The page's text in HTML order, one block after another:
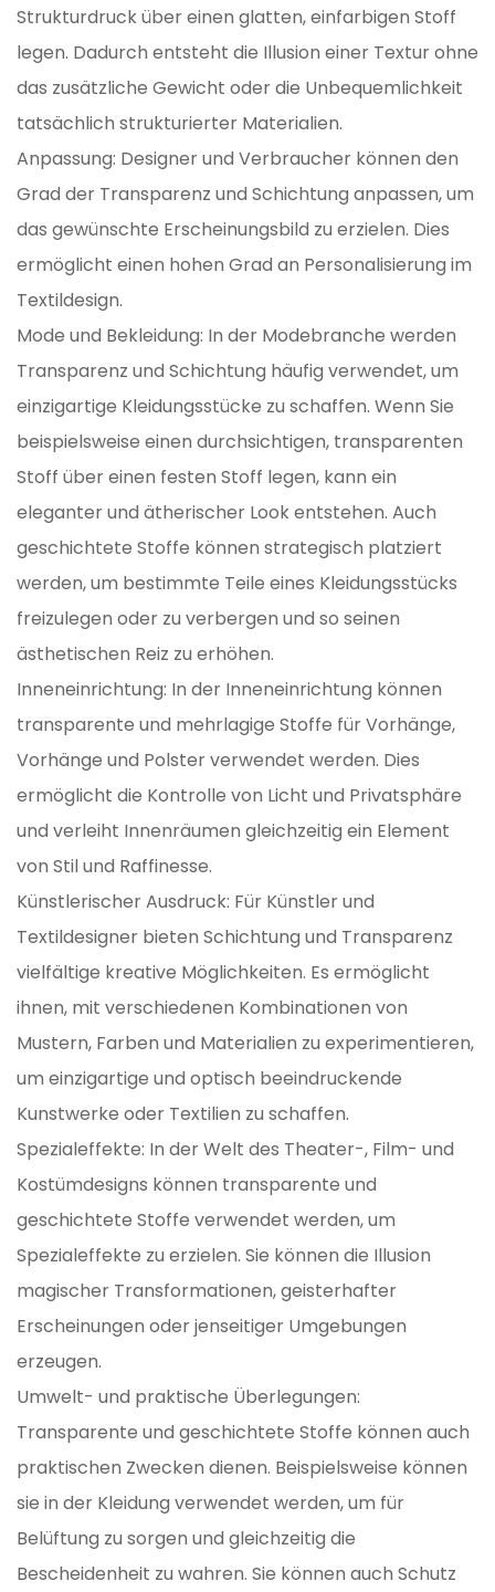
Strukturdruck über einen glatten, einfarbigen Stoff
legen. Dadurch entsteht die Illusion einer Textur ohne
das zusätzliche Gewicht oder die Unbequemlichkeit
tatsächlich strukturierter Materialien.
Anpassung: Designer und Verbraucher können den
Grad der Transparenz und Schichtung anpassen, um
das gewünschte Erscheinungsbild zu erzielen. Dies
ermöglicht einen hohen Grad an Personalisierung im
Textildesign.
Mode und Bekleidung: In der Modebranche werden
Transparenz und Schichtung häufig verwendet, um
einzigartige Kleidungsstücke zu schaffen. Wenn Sie
beispielsweise einen durchsichtigen, transparenten
Stoff über einen festen Stoff legen, kann ein
eleganter und ätherischer Look entstehen. Auch
geschichtete Stoffe können strategisch platziert
werden, um bestimmte Teile eines Kleidungsstücks
freizulegen oder zu verbergen und so seinen
ästhetischen Reiz zu erhöhen.
Inneneinrichtung: In der Inneneinrichtung können
transparente und mehrlagige Stoffe für Vorhänge,
Vorhänge und Polster verwendet werden. Dies
ermöglicht die Kontrolle von Licht und Privatsphäre
und verleiht Innenräumen gleichzeitig ein Element
von Stil und Raffinesse.
Künstlerischer Ausdruck: Für Künstler und
Textildesigner bieten Schichtung und Transparenz
vielfältige kreative Möglichkeiten. Es ermöglicht
ihnen, mit verschiedenen Kombinationen von
Mustern, Farben und Materialien zu experimentieren,
um einzigartige und optisch beeindruckende
Kunstwerke oder Textilien zu schaffen.
Spezialeffekte: In der Welt des Theater-, Film- und
Kostümdesigns können transparente und
geschichtete Stoffe verwendet werden, um
Spezialeffekte zu erzielen. Sie können die Illusion
magischer Transformationen, geisterhafter
Erscheinungen oder jenseitiger Umgebungen
erzeugen.
Umwelt- und praktische Überlegungen:
Transparente und geschichtete Stoffe können auch
praktischen Zwecken dienen. Beispielsweise können
sie in der Kleidung verwendet werden, um für
Belüftung zu sorgen und gleichzeitig die
Bescheidenheit zu wahren. Sie können auch Schutz